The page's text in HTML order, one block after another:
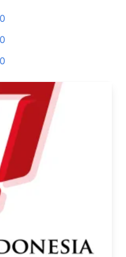
0
0
0